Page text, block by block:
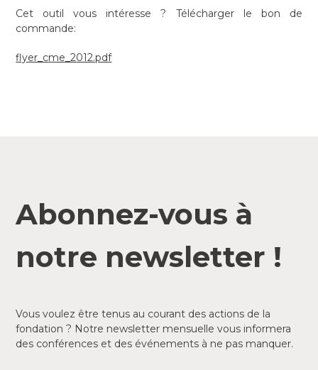
Cet outil vous intéresse ? Télécharger le bon de
commande:
flyer_cme_2012.pdf
Abonnez-vous à
notre newsletter !
Vous voulez être tenus au courant des actions de la
fondation ? Notre newsletter mensuelle vous informera
des conférences et des événements à ne pas manquer.